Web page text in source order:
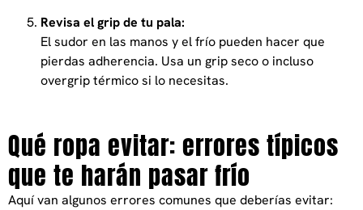
Revisa el grip de tu pala:
El sudor en las manos y el frío pueden hacer que
pierdas adherencia. Usa un grip seco o incluso
overgrip térmico si lo necesitas.
Qué ropa evitar: errores típicos
que te harán pasar frío
Aquí van algunos errores comunes que deberías evitar: